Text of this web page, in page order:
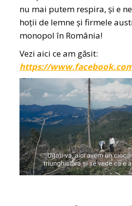
nu mai putem respira, și e
hoții de lemne și firmele
monopol în România!
Vezi aici ce am găsit:
https://